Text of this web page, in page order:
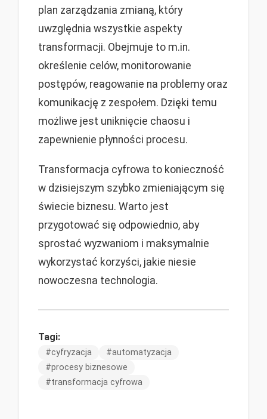
plan zarządzania zmianą, który
uwzględnia wszystkie aspekty
transformacji. Obejmuje to m.in.
określenie celów, monitorowanie
postępów, reagowanie na problemy oraz
komunikację z zespołem. Dzięki temu
możliwe jest uniknięcie chaosu i
zapewnienie płynności procesu.
Transformacja cyfrowa to konieczność
w dzisiejszym szybko zmieniającym się
świecie biznesu. Warto jest
przygotować się odpowiednio, aby
sprostać wyzwaniom i maksymalnie
wykorzystać korzyści, jakie niesie
nowoczesna technologia.
Tagi:
#cyfryzacja #automatyzacja
#procesy biznesowe
#transformacja cyfrowa